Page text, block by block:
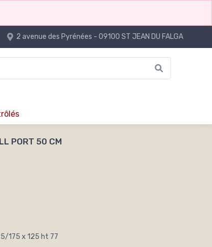
2 avenue des Pyrénées - 09100 ST JEAN DU FALGA
PORT 50 CM
175 x 125 ht 77